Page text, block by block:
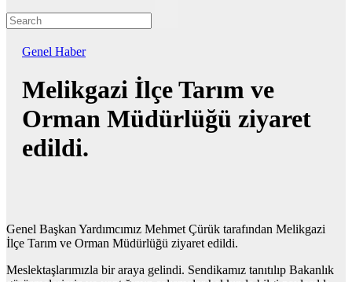
Genel Haber
Melikgazi İlçe Tarım ve
Orman Müdürlüğü ziyaret
edildi.
Genel Başkan Yardımcımız Mehmet Çürük tarafından Melikgazi
İlçe Tarım ve Orman Müdürlüğü ziyaret edildi.
Meslektaşlarımızla bir araya gelindi. Sendikamız tanıtılıp Bakanlık